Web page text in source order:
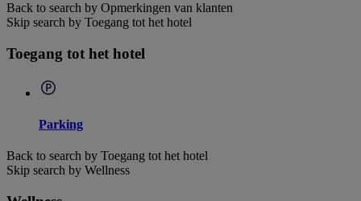
Back to search by Opmerkingen van klanten
Skip search by Toegang tot het hotel
Toegang tot het hotel
Parking
Back to search by Toegang tot het hotel
Skip search by Wellness